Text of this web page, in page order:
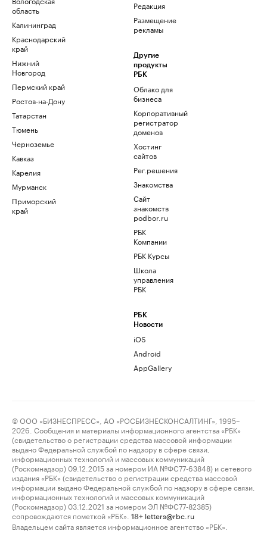
область
Калининград
Краснодарский
край
Нижний
Новгород
Пермский край
Ростов-на-Дону
Татарстан
Тюмень
Черноземье
Кавказ
Карелия
Мурманск
Приморский
край
Редакция
Размещение
рекламы
Другие
продукты
РБК
Облако для
бизнеса
Корпоративный
регистратор
доменов
Хостинг
сайтов
Рег.решения
Знакомства
Сайт
знакомств
podbor.ru
РБК
Компании
РБК Курсы
Школа
управления
РБК
РБК
Новости
iOS
Android
AppGallery
© ООО «БИЗНЕСПРЕСС», АО «РОСБИЗНЕСКОНСАЛТИНГ», 1995–
2026. Сообщения и материалы информационного агентства «РБК»
(свидетельство о регистрации средства массовой информации
выдано Федеральной службой по надзору в сфере связи,
информационных технологий и массовых коммуникаций
(Роскомнадзор) 09.12.2015 за номером ИА №ФС77-63848) и сетевого
издания «РБК» (свидетельство о регистрации средства массовой
информации выдано Федеральной службой по надзору в сфере связи,
информационных технологий и массовых коммуникаций
(Роскомнадзор) 03.12.2021 за номером ЭЛ №ФС77-82385)
сопровождаются пометкой «РБК».
18+ letters@rbc.ru
Владельцем сайта является информационное агентство «РБК».